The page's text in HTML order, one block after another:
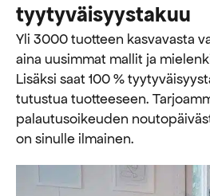
tyytyväisyystakuu
Yli 3000 tuotteen kasvavasta
aina uusimmat mallit ja
Lisäksi saat 100 %
tutustua tuotteeseen.
palautusoikeuden
on sinulle ilmainen.